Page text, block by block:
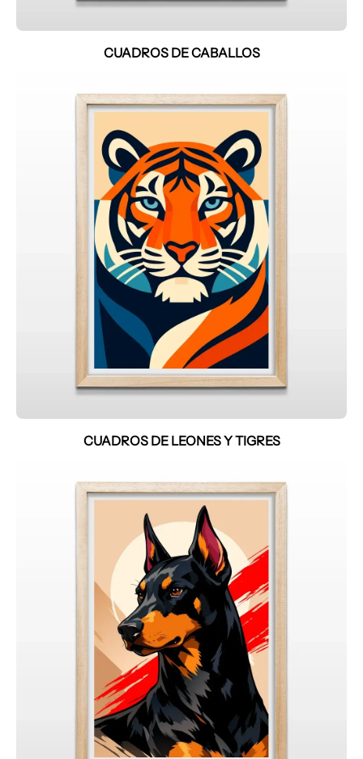
CUADROS DE CABALLOS
CUADROS DE LEONES Y TIGRES